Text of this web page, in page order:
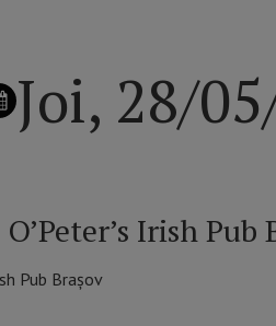
Joi, 28/
Irish Pub
Pub Brașov